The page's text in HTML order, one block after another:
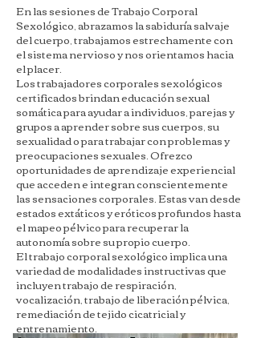
En las sesiones de Trabajo Corporal
Sexológico, abrazamos la sabiduría salvaje
del cuerpo, trabajamos estrechamente con
el sistema nervioso y nos orientamos hacia
el placer.
Los trabajadores corporales sexológicos
certificados brindan educación sexual
somática para ayudar a individuos, parejas y
grupos a aprender sobre sus cuerpos, su
sexualidad o para trabajar con problemas y
preocupaciones sexuales. Ofrezco
oportunidades de aprendizaje experiencial
que acceden e integran conscientemente
las sensaciones corporales. Estas van desde
estados extáticos y eróticos profundos hasta
el mapeo pélvico para recuperar la
autonomía sobre su propio cuerpo.
El trabajo corporal sexológico implica una
variedad de modalidades instructivas que
incluyen trabajo de respiración,
vocalización, trabajo de liberación pélvica,
remediación de tejido cicatricial y
entrenamiento.